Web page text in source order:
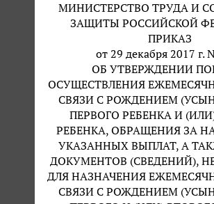
МИНИСТЕРСТВО ТРУДА И
ЗАЩИТЫ РОССИЙСКОЙ
ПРИКАЗ
от 29 декабря 2017 г.
ОБ УТВЕРЖДЕНИИ
ОСУЩЕСТВЛЕНИЯ
СВЯЗИ С РОЖДЕНИЕМ
ПЕРВОГО РЕБЕНКА И
РЕБЕНКА, ОБРАЩЕНИЯ ЗА
УКАЗАННЫХ ВЫПЛАТ, А
ДОКУМЕНТОВ (СВЕДЕНИЙ),
ДЛЯ НАЗНАЧЕНИЯ
СВЯЗИ С РОЖДЕНИЕМ